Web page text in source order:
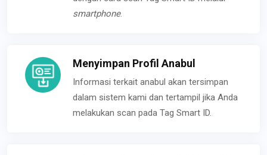
smartphone.
Menyimpan Profil Anabul
Informasi terkait anabul akan tersimpan
dalam sistem kami dan tertampil jika Anda
melakukan scan pada Tag Smart ID.